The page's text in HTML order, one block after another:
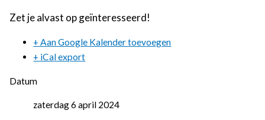
Zet je alvast op geïnteresseerd!
+ Aan Google Kalender toevoegen
+ iCal export
Datum
zaterdag 6 april 2024